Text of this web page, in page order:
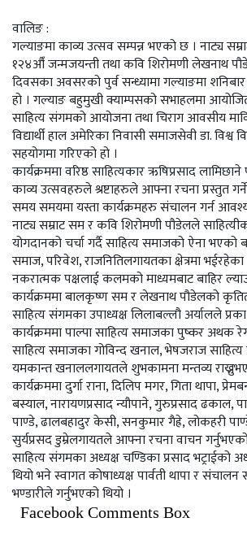
वालिङ :
गल्याङमा काव्य उत्सव सम्पन्न भएको छ । नाट्य
१२४औँ जन्मजयन्ती तथा कवि शिरोमणी लेखनाथ
दिवसका अवसरको पुर्व सन्ध्यामा गल्याङमा
हो । गल्याङ बहुमुखी क्याम्पसको सभाहलमा
साहित्य संगमको आयोजना तथा चिराग आवसीय
विद्यार्थी हाल अमेरिका निवासी समाजसेवी डा.
सहयोगमा गरिएको हो ।
कार्यक्रममा वरिष्ठ साहित्यकार ऋषिप्रसाद
काव्य उत्सवहरुले श्रष्टाहरुले आफ्ना रचना प्रस्तुत
समय समयमा यस्ता कार्यक्रमहरु संचालन गर्न
नाट्य सम्राट सम र कवि शिरोमणी पौडेलले
योगदानको चर्चा गर्दै साहित्य समाजको ऐना भएको
समाज, परिवेश, राजनितिलगायतका क्षेत्रमा
नकरात्मक पक्षलाई कलमको माध्यमबाट बाहिर
कार्यक्रममा बालकृष्ण सम र लेखनाथ पौडेलको
साहित्य संगमका उपाध्यक्ष लिलाबल्लौ अर्यालले
कार्यक्रममा पाल्पा साहित्य समाजका पुष्कर अथक
साहित्य समाजका गोविन्द खनाल, भेषजराज साहित्य
यमकान्त खनाललगायतले शुभकामना मन्तव्य
कार्यक्रममा दुर्गा राना, दिलिप मगर, गिता थापा,
बस्याल, नारायणप्रसाद न्यौपाने, गुरुप्रसाद ढकाल,
पाण्डे, ढालबहादुर केसी, सनकुमार गैह्रे, लोकहरी
सुर्यप्रसद डुम्रेलगायतले आफ्ना रचना वाचन गर्नुभएको
साहित्य संगमका अध्यक्ष चण्डिका प्रसाद भट्राईको
थियो भने स्वागत कोषाध्यक्ष पार्वती थापा र संचालन
भण्डारीले गर्नुभएको थियो ।
Facebook Comments Box